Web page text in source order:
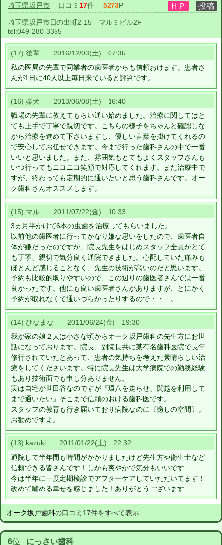
埼玉県坂戸市 口コミ 17件 5273P
埼玉県坂戸市日の出町2-15 マルミビル2F
tel:049-280-3355
(17) 後輩 2016/12/03(土) 07:35
私の医局の先輩で同業者の歯医者からも信頼おけます。患者さ
んが1日に40人以上毎日来ていると評判です。
(16) 柴犬 2013/06/08(土) 16:40
職場の先輩に教えてもらい通い始めました。治療に関してはと
ても上手で丁寧で親切です。こちらの様子をちゃんと確認しな
がら治療を進めて下さいますし、優しい言葉を掛けてくれるの
で安心してお任せできます。今まで行った歯科さんの中で一番
いいと思いました。また、雰囲気もとてもよくスタッフさんも
いつ行ってもニコニコ笑顔で対応してくれます。まだ治療中で
すが、終わっても定期的に通いたいと思う歯科さんです。オー
ク歯科さんオススメします。
(15) マル 2011/07/22(金) 10:33
3ヵ月半かけて6本の虫歯を治療してもらいました。
以前他の歯医者に行ってかなり嫌な思いをしたので、歯医者自
体が嫌だったのですが、院長先生をはじめスタッフ全員がとて
も丁寧、親切で気分良く通院できました。心配していた痛みも
ほとんど感じることなく、先生の技術が高いのだと思います。
予約も比較的取りやすいので、この辺りの歯医者さんでは一番
良かったです。他にも良い歯医者さんがありますが、とにかく
予約が取れなくて通いづらかったりするので・・・。
(14) ひなまな 2011/06/24(金) 19:30
我が家の娘２人は小さな頃からオーク坂戸歯科の先生方にお世
話になっております。院長、副院長共に某有名歯科医院で長年
修行されていたとあって、患者の気持ちを考えた素晴らしい治
療をしてくださいます。特に院長先生は大学病院での勤務経験
もあり技術面でも申し分ありません。
実は自宅が世田谷なのですが『環八を走らせ、関越を利用して
まで通いたい』そこまで信頼のおける歯科医です。
スタッフの教育も行き届いており病院なのに〔癒しの空間〕。
お勧めですよ。
(13) kazuki 2011/01/22(土) 22:32
通院して半年間も時間がかかりましたけど先生方や衛生士など
信頼できる皆さんです！しかも爽やかで気分もいいです
今は半年に一度定期検診でアフターケアしていただいてます！
改めて噛める幸せを感じました！ありがとうございます
オーク坂戸歯科の口コミ17件をすべて表示
6位 にっさい歯科